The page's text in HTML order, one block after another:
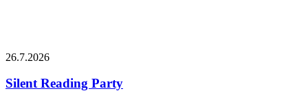
26.7.2026
Silent Reading Party